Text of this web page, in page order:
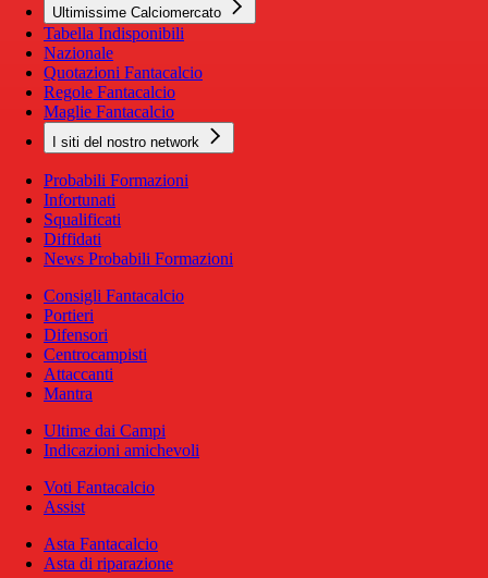
Ultimissime Calciomercato
Tabella Indisponibili
Nazionale
Quotazioni Fantacalcio
Regole Fantacalcio
Maglie Fantacalcio
I siti del nostro network
Probabili Formazioni
Infortunati
Squalificati
Diffidati
News Probabili Formazioni
Consigli Fantacalcio
Portieri
Difensori
Centrocampisti
Attaccanti
Mantra
Ultime dai Campi
Indicazioni amichevoli
Voti Fantacalcio
Assist
Asta Fantacalcio
Asta di riparazione